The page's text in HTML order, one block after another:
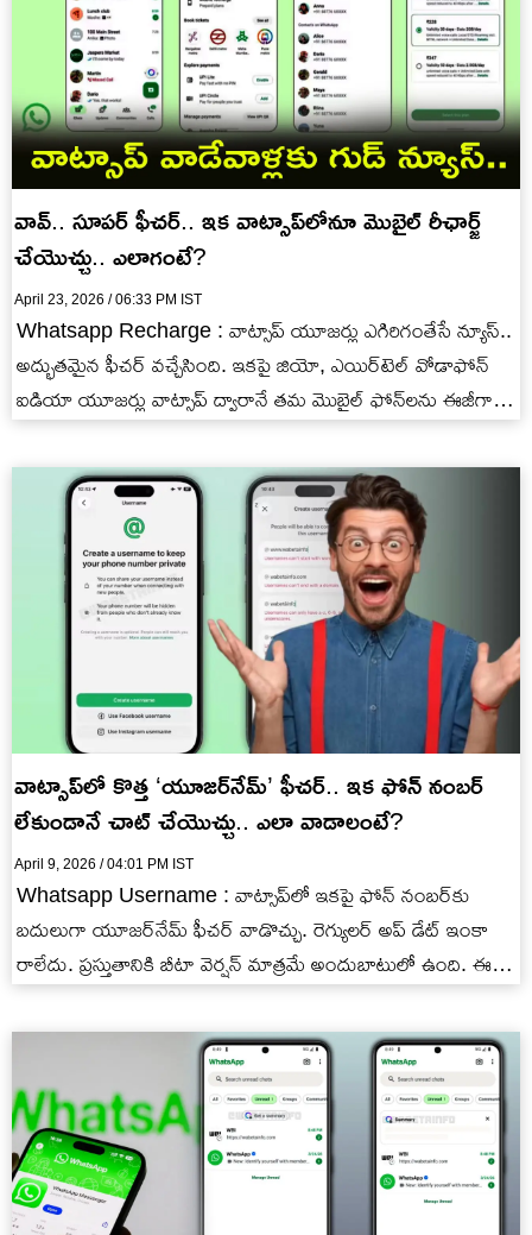
వావ్.. సూపర్ ఫీచర్.. ఇక వాట్సాప్‌లోనూ మొబైల్ రీఛార్జ్‌
చేయొచ్చు.. ఎలాగంటే?
April 23, 2026 / 06:33 PM IST
Whatsapp Recharge : వాట్సాప్ యూజర్లు ఎగిరిగంతేసే న్యూస్..
అద్భుతమైన ఫీచర్‌ వచ్చేసింది. ఇకపై జియో, ఎయిర్‌టెల్ వోడాఫోన్
ఐడియా యూజర్లు వాట్సాప్ ద్వారానే తమ మొబైల్ ఫోన్‌లను ఈజీగా
వాట్సాప్‌లో కొత్త ‘యూజర్‌నేమ్’ ఫీచర్.. ఇక ఫోన్ నంబర్‌
లేకుండానే చాట్ చేయొచ్చు.. ఎలా వాడాలంటే?
April 9, 2026 / 04:01 PM IST
Whatsapp Username : వాట్సాప్‌లో ఇకపై ఫోన్ నంబర్‌కు
బదులుగా యూజర్‌నేమ్ ఫీచర్‌ వాడొచ్చు. రెగ్యులర్ అప్ డేట్ ఇంకా
రాలేదు. ప్రస్తుతానికి బీటా వెర్షన్‌ మాత్రమే అందుబాటులో ఉంది. ఈ